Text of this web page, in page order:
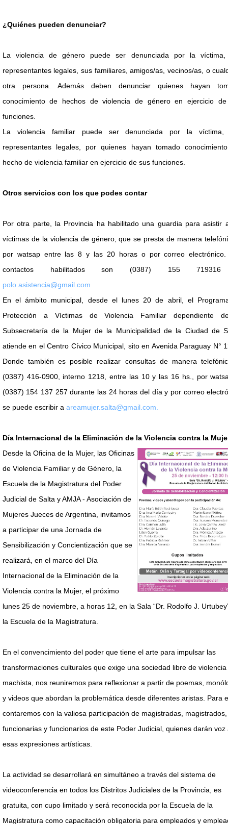
¿Quiénes pueden denunciar?
La violencia de género puede ser denunciada por la víctima,
representantes legales, sus familiares, amigos/as, vecinos/as, o
otra persona. Además deben denunciar quienes hayan
conocimiento de hechos de violencia de género en ejercicio
funciones.
La violencia familiar puede ser denunciada por la víctima,
representantes legales, por quienes hayan tomado
hecho de violencia familiar en ejercicio de sus funciones.
Otros servicios con los que podes contar
Por otra parte, la Provincia ha habilitado una guardia para asistir
víctimas de la violencia de género, que se presta de manera
por watsap entre las 8 y las 20 horas o por correo electrónico.
contactos habilitados son (0387) 155
polo.asistencia@gmail.com
En el ámbito municipal, desde el lunes 20 de abril, el
Protección a Víctimas de Violencia Familiar dependiente
Subsecretaría de la Mujer de la Municipalidad de la Ciudad de
atiende en el Centro Cívico Municipal, sito en Avenida Paraguay N°
Donde también es posible realizar consultas de manera
(0387) 416-0900, interno 1218, entre las 10 y las 16 hs., por
(0387) 154 137 257 durante las 24 horas del día y por correo
se puede escribir a areamujer.salta@gmail.com.
Día Internacional de la Eliminación de la Violencia contra la
Desde la Oficina de la Mujer, las Oficinas
de Violencia Familiar y de Género, la
Escuela de la Magistratura del Poder
Judicial de Salta y AMJA - Asociación de
Mujeres Jueces de Argentina, invitamos
a participar de una Jornada de
Sensibilización y Concientización que se
realizará, en el marco del Día
Internacional de la Eliminación de la
Violencia contra la Mujer, el próximo
lunes 25 de noviembre, a horas 12, en la Sala “Dr. Rodolfo J.
la Escuela de la Magistratura.
En el convencimiento del poder que tiene el arte para impulsar las
transformaciones culturales que exige una sociedad libre de violencia
machista, nos reuniremos para reflexionar a partir de poemas,
y videos que abordan la problemática desde diferentes aristas. Para
contaremos con la valiosa participación de magistradas, magistrados,
funcionarias y funcionarios de este Poder Judicial, quienes darán voz
esas expresiones artísticas.
La actividad se desarrollará en simultáneo a través del sistema de
videoconferencia en todos los Distritos Judiciales de la Provincia, es
gratuita, con cupo limitado y será reconocida por la Escuela de la
Magistratura como capacitación obligatoria para empleados y